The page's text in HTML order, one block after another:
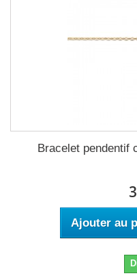
Bracelet pendentif
Ajouter au